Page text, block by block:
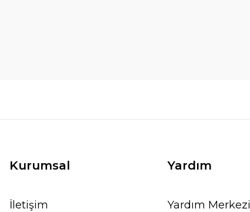
Kurumsal
İletişim
Yardım
Yardım Merkezi